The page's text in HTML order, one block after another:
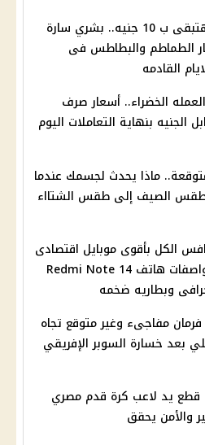
الطماطم هتبقى ب 10 جنيه.. بشري سارة
الطماطم والبطاطس فى
القادمه
الخضراء.. أسعار صرف
الجنيه بنهاية التعاملات اليوم
ماذا يحدث لجسمك عندما
الصيف إلى طقس الشتااء
الكل بأقوى موبايل اقتصادى
.. سعر ومواصفات هاتف Redmi Note 14
مفاجىء وغير متوقع تجاه
بعد خسارة السوبر الإفريقي
قطع يد لاعب كرة قدم مصري
والأمن يحقق